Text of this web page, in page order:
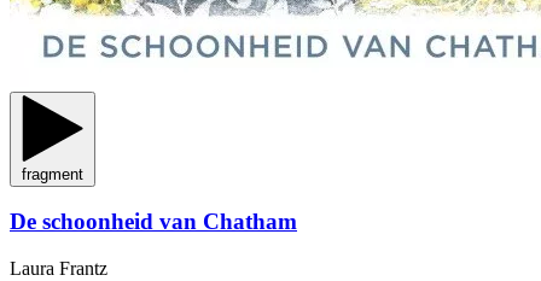
fragment
De schoonheid van Chatham
Laura Frantz